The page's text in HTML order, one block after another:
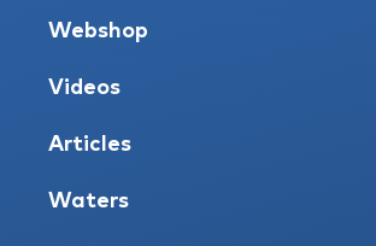
Webshop
Videos
Articles
Waters